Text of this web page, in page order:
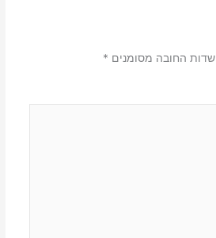
שדות החובה מסומנים *